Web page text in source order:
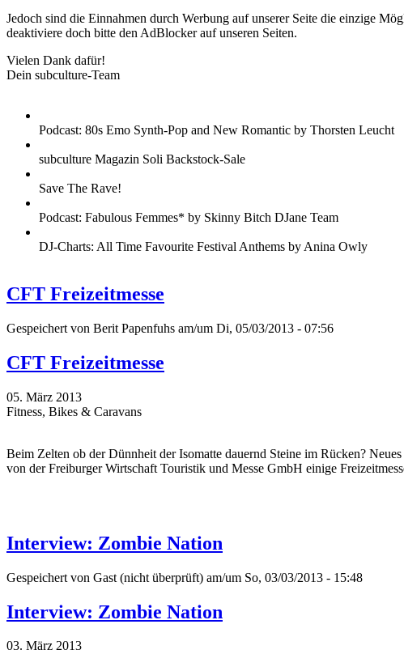
Jedoch sind die Einnahmen durch Werbung auf unserer Seite die einzige
deaktiviere doch bitte den AdBlocker auf unseren Seiten.
Vielen Dank dafür!
Dein subculture-Team
Podcast: 80s Emo Synth-Pop and New Romantic by Thorsten Leucht
subculture Magazin Soli Backstock-Sale
Save The Rave!
Podcast: Fabulous Femmes* by Skinny Bitch DJane Team
DJ-Charts: All Time Favourite Festival Anthems by Anina Owly
CFT Freizeitmesse
Gespeichert von Berit Papenfuhs am/um Di, 05/03/2013 - 07:56
CFT Freizeitmesse
05. März 2013
Fitness, Bikes & Caravans
Beim Zelten ob der Dünnheit der Isomatte dauernd Steine im Rücken?
von der Freiburger Wirtschaft Touristik und Messe GmbH einige
Interview: Zombie Nation
Gespeichert von Gast (nicht überprüft) am/um So, 03/03/2013 - 15:48
Interview: Zombie Nation
03. März 2013